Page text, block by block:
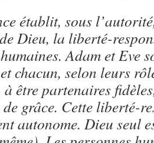
établit, sous
Dieu, la liberté-
Adam et Eve
chacun, selon leurs
être partenaires
grâce. Cette liberté-
autonome. Dieu seul